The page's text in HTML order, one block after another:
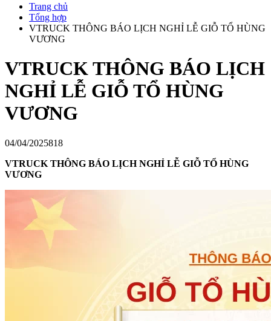
Trang chủ
Tổng hợp
VTRUCK THÔNG BÁO LỊCH NGHỈ LỄ GIỖ TỔ HÙNG
VƯƠNG
VTRUCK THÔNG BÁO LỊCH
NGHỈ LỄ GIỖ TỔ HÙNG
VƯƠNG
04/04/2025818
VTRUCK THÔNG BÁO LỊCH NGHỈ LỄ GIỖ TỔ HÙNG
VƯƠNG